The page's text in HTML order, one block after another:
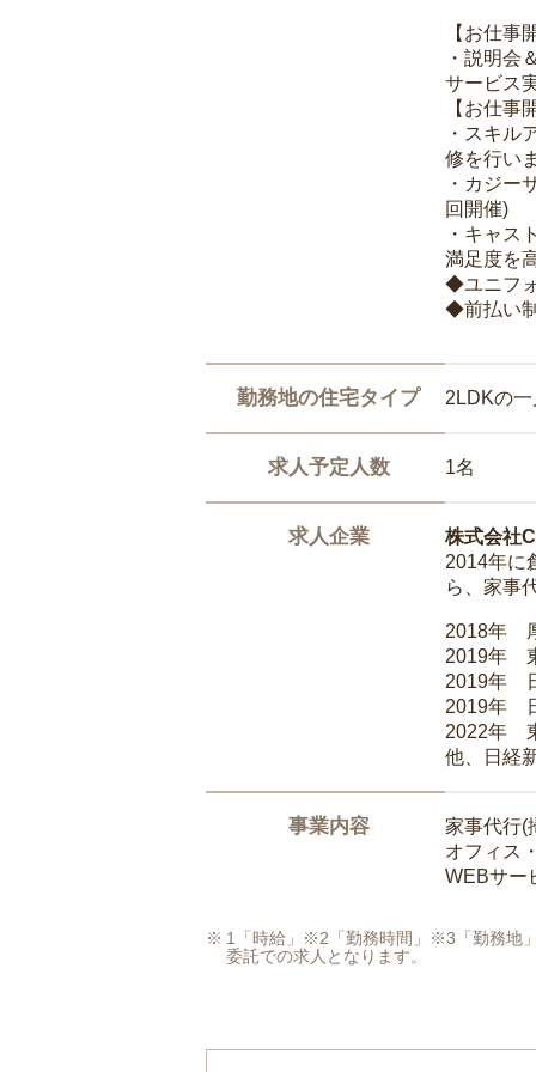
【お仕事
・説明会
サービス
【お仕事
・スキル
修を行い
・カジー
回開催)
・キャス
満足度を
◆ユニフ
◆前払い
勤務地の住宅タイプ 2LDKの
求人予定人数 1名
求人企業
株式会社
2014年に
ら、家事
2018年
2019年
2019年
2019年
2022年
他、日経
事業内容
家事代行(
オフィス
WEBサー
1「時給」※2「勤務時間」※3「勤務地
委託での求人となります。